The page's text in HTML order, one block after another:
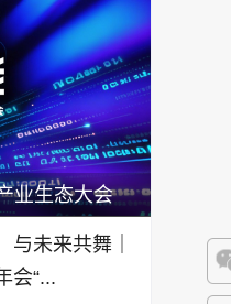
微
业生态大会
与未来共舞｜
会“...